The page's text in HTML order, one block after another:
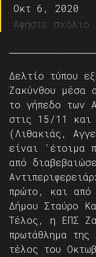
Οκτ 6, 2020
Αφήστε σχόλιο
Δελτίο τύπου
Ζακύνθου μέσα
το γήπεδο των
στις 15/11 και
(Λιθακιάς,
είναι ‘έτοιμα
από
πρώτο, και από
Δήμου Σταύρο
Τέλος, η ΕΠΣ
πρωτάθλημα
τέλος του